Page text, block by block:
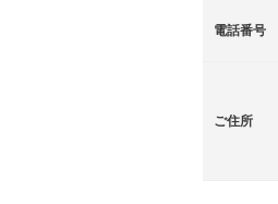
電話番号
ご住所